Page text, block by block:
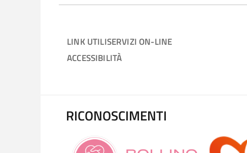
LINK UTILISERVIZI ON-LINE
ACCESSIBILITÀ
RICONOSCIMENTI